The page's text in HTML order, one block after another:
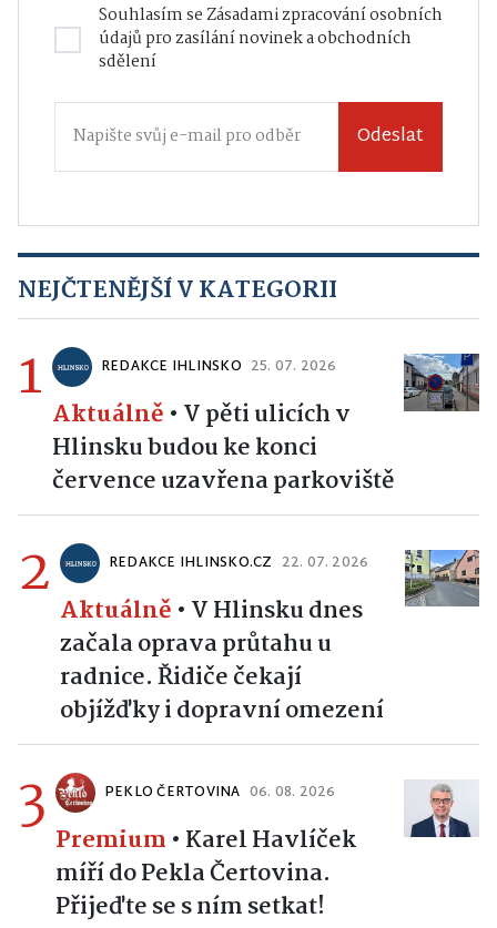
Souhlasím seZásadami zpracování osobních
údajůpro zasílání novinek a obchodních
sdělení
Odeslat
NEJČTENĚJŠÍ V KATEGORII
1 REDAKCE IHLINSKO 25. 07. 2026
Aktuálně • V pěti ulicích v
Hlinsku budou ke konci
července uzavřena parkoviště
2 REDAKCE IHLINSKO.CZ 22. 07. 2026
Aktuálně • V Hlinsku dnes
začala oprava průtahu u
radnice. Řidiče čekají
objížďky i dopravní omezení
3 PEKLO ČERTOVINA 06. 08. 2026
Premium • Karel Havlíček
míří do Pekla Čertovina.
Přijeďte se s ním setkat!